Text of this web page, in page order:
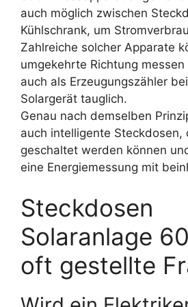
auch möglich zwischen
Kühlschrank, um
Zahlreiche solcher Apparate
umgekehrte Richtung
auch als Erzeugungszähler
Solargerät tauglich.
Genau nach demselben
auch intelligente Steckdosen,
geschaltet werden können
eine Energiemessung mit
Steckdosen
Solaranlage
oft gestellte